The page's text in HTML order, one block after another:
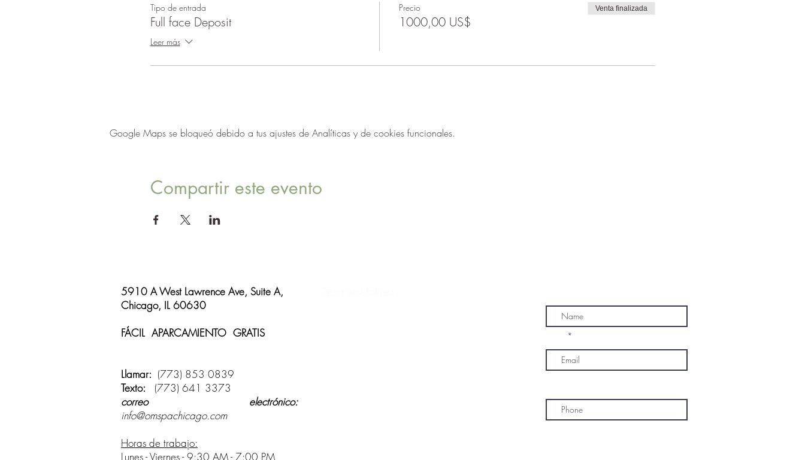
Tipo de entrada
Full face Deposit
Leer más
Precio
1000,00 US$
Venta finalizada
Google Maps se bloqueó debido a tus ajustes de Analíticas y de cookies funcionales.
Compartir este evento
5910 A West Lawrence Ave, Suite A,
Chicago, IL 60630
FÁCIL APARCAMIENTO GRATIS
Llamar: (773) 853 0839
Texto:
(773) 641 3373
correo electrónico:
info@omspachicago.com
Horas de trabajo:
Lunes - Viernes - 9:30 AM - 7:00 PM